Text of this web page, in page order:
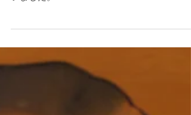
🎄MerryChristmas
いました。